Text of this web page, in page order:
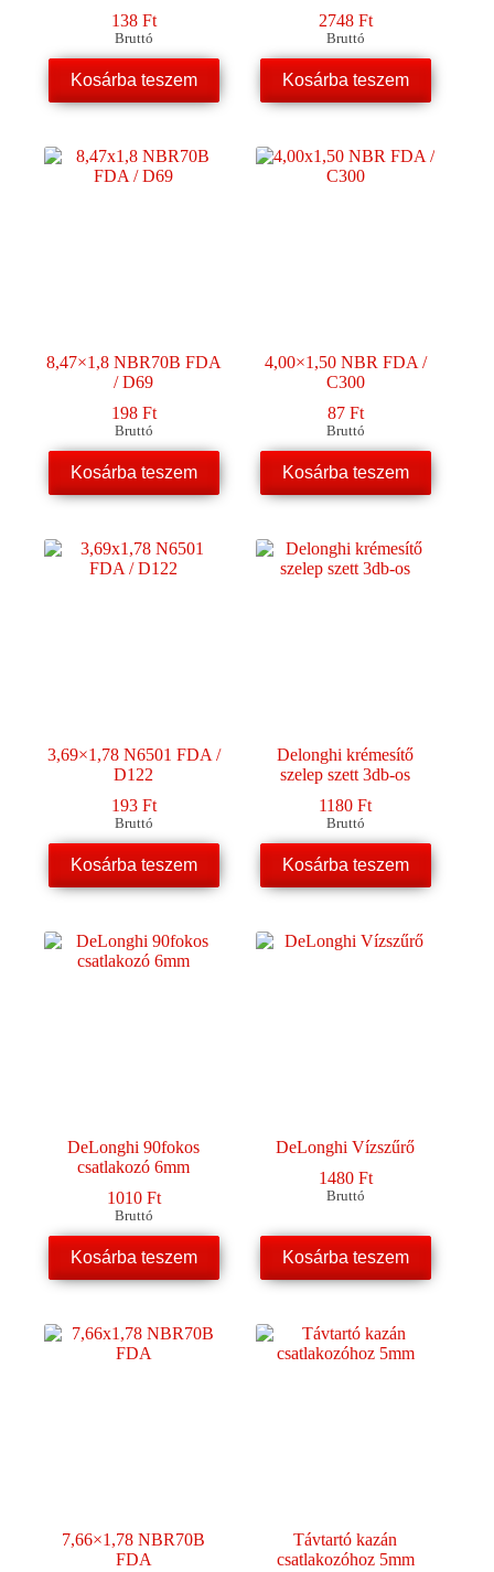
138 Ft
Bruttó
Kosárba teszem
2748 Ft
Bruttó
Kosárba teszem
8,47×1,8 NBR70B FDA
/ D69
198 Ft
Bruttó
Kosárba teszem
4,00×1,50 NBR FDA /
C300
87 Ft
Bruttó
Kosárba teszem
3,69×1,78 N6501 FDA /
D122
193 Ft
Bruttó
Kosárba teszem
Delonghi krémesítő
szelep szett 3db-os
1180Ft
Bruttó
Kosárba teszem
DeLonghi 90fokos
csatlakozó 6mm
1010 Ft
Bruttó
Kosárba teszem
DeLonghi Vízszűrő
1480 Ft
Bruttó
Kosárba teszem
7,66×1,78 NBR70B
FDA
Távtartó kazán
csatlakozóhoz 5mm